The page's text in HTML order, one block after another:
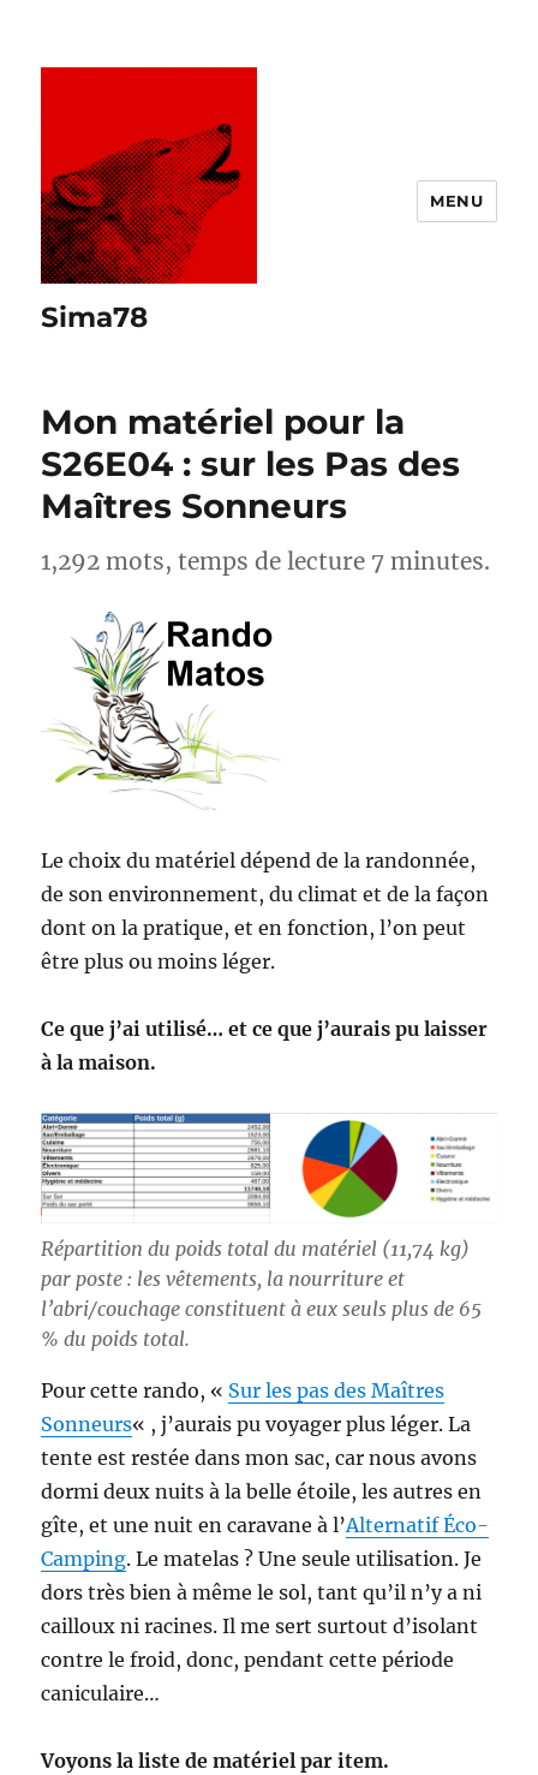
Sima78
MENU
Mon matériel pour la
S26E04 : sur les Pas des
Maîtres Sonneurs
1,292 mots, temps de lecture 7 minutes.
Le choix du matériel dépend de la randonnée,
de son environnement, du climat et de la façon
dont on la pratique, et en fonction, l’on peut
être plus ou moins léger.
Ce que j’ai utilisé… et ce que j’aurais pu laisser
à la maison.
Répartition du poids total du matériel (11,74 kg)
par poste : les vêtements, la nourriture et
l’abri/couchage constituent à eux seuls plus de 65
% du poids total.
Pour cette rando, « Sur les pas des Maîtres
Sonneurs« , j’aurais pu voyager plus léger. La
tente est restée dans mon sac, car nous avons
dormi deux nuits à la belle étoile, les autres en
gîte, et une nuit en caravane à l’Alternatif Éco-
Camping. Le matelas ? Une seule utilisation. Je
dors très bien à même le sol, tant qu’il n’y a ni
cailloux ni racines. Il me sert surtout d’isolant
contre le froid, donc, pendant cette période
caniculaire…
Voyons la liste de matériel par item.